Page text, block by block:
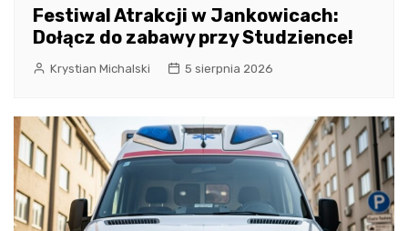
Festiwal Atrakcji w Jankowicach:
Dołącz do zabawy przy Studzience!
Krystian Michalski 5 sierpnia 2026